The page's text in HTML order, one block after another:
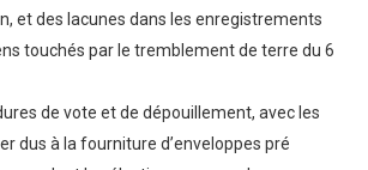
et des lacunes dans les enregistrements
touchés par le tremblement de terre du 6
de vote et de dépouillement, avec les
dus à la fourniture d’enveloppes pré